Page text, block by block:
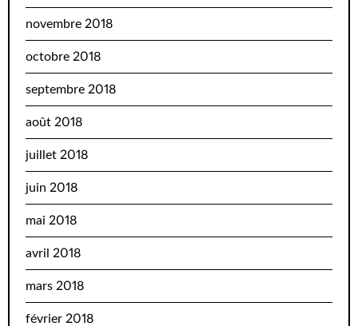
novembre 2018
octobre 2018
septembre 2018
août 2018
juillet 2018
juin 2018
mai 2018
avril 2018
mars 2018
février 2018